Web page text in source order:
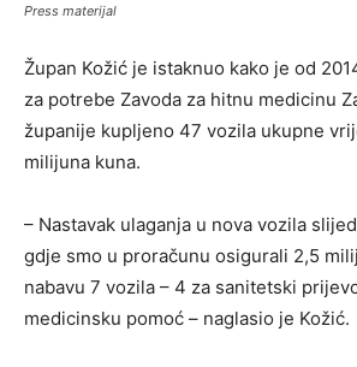
Press materijal
Župan Kožić je istaknuo kako je od
za potrebe Zavoda za hitnu medicinu
županije kupljeno 47 vozila ukupne
milijuna kuna.
– Nastavak ulaganja u nova vozila
gdje smo u proračunu osigurali 2,5
nabavu 7 vozila – 4 za sanitetski
medicinsku pomoć – naglasio je Kožić.